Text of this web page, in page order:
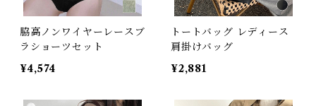
脇高ノンワイヤーレースブ
ラショーツセット
¥4,574
トートバッグ レディース
肩掛けバッグ
¥2,881